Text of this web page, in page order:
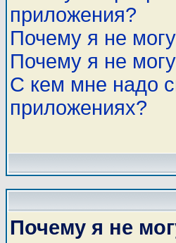
приложения?
Почему я не
Почему я не
С кем мне надо
приложениях?
Почему я не